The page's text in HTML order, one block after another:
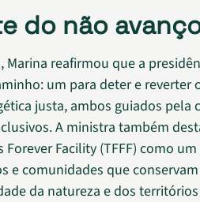
do não
reafirmou que a
um para deter e reverter
justa, ambos guiados pela
A ministra também
Facility (TFFF) como
e comunidades que
da natureza e dos